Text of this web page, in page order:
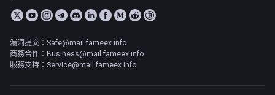
漏洞提交：Safe@mail.fameex.info
商務合作：Business@mail.fameex.info
服務支持：Service@mail.fameex.info